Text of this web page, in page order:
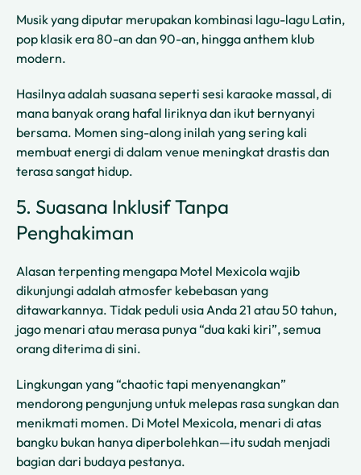
Musik yang diputar merupakan kombinasi lagu-lagu Latin,
pop klasik era 80-an dan 90-an, hingga anthem klub
modern.
Hasilnya adalah suasana seperti sesi karaoke massal, di
mana banyak orang hafal liriknya dan ikut bernyanyi
bersama. Momen sing-along inilah yang sering kali
membuat energi di dalam venue meningkat drastis dan
terasa sangat hidup.
5. Suasana Inklusif Tanpa
Penghakiman
Alasan terpenting mengapa Motel Mexicola wajib
dikunjungi adalah atmosfer kebebasan yang
ditawarkannya. Tidak peduli usia Anda 21 atau 50 tahun,
jago menari atau merasa punya “dua kaki kiri”, semua
orang diterima di sini.
Lingkungan yang “chaotic tapi menyenangkan”
mendorong pengunjung untuk melepas rasa sungkan dan
menikmati momen. Di Motel Mexicola, menari di atas
bangku bukan hanya diperbolehkan—itu sudah menjadi
bagian dari budaya pestanya.